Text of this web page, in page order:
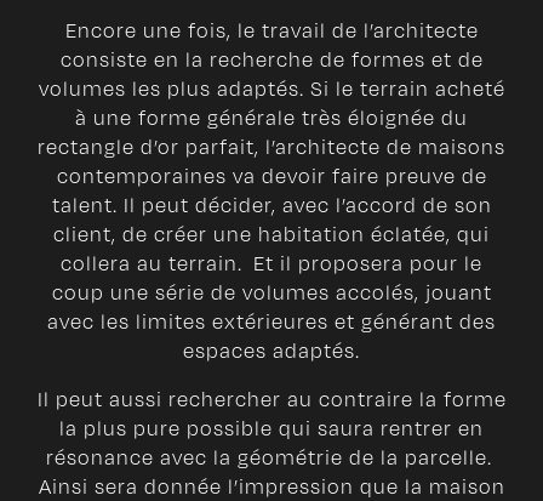
Encore une fois, le travail de l’architecte
consiste en la recherche de formes et de
volumes les plus adaptés. Si le terrain acheté
à une forme générale très éloignée du
rectangle d’or parfait, l’architecte de maisons
contemporaines va devoir faire preuve de
talent. Il peut décider, avec l’accord de son
client, de créer une habitation éclatée, qui
collera au terrain. Et il proposera pour le
coup une série de volumes accolés, jouant
avec les limites extérieures et générant des
espaces adaptés.
Il peut aussi rechercher au contraire la forme
la plus pure possible qui saura rentrer en
résonance avec la géométrie de la parcelle.
Ainsi sera donnée l’impression que la maison